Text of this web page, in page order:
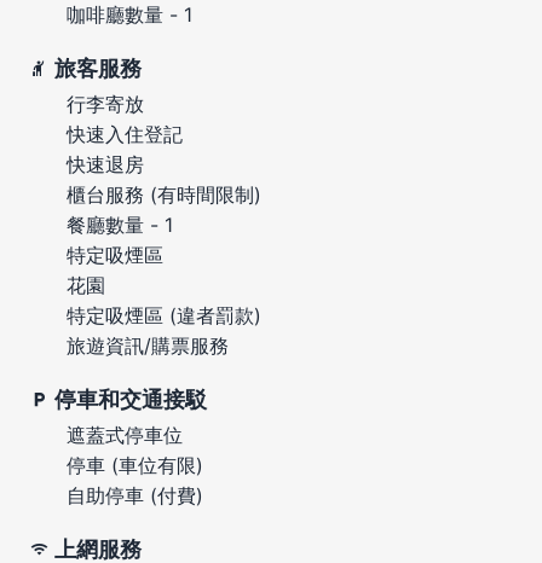
咖啡廳數量 - 1
旅客服務
行李寄放
快速入住登記
快速退房
櫃台服務 (有時間限制)
餐廳數量 - 1
特定吸煙區
花園
特定吸煙區 (違者罰款)
旅遊資訊/購票服務
停車和交通接駁
遮蓋式停車位
停車 (車位有限)
自助停車 (付費)
上網服務